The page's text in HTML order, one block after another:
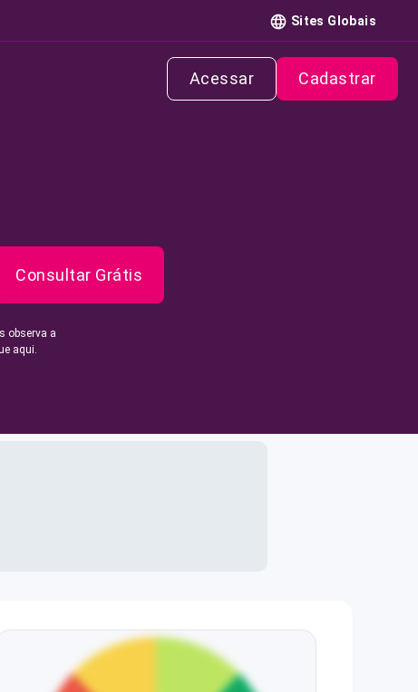
Sites Globais
Acessar Cadastrar
Consultar Grátis
observa a
aqui.